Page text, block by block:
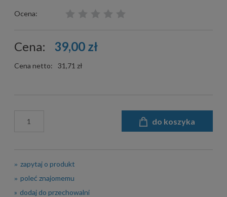
Ocena:
Cena: 39,00 zł
Cena netto: 31,71 zł
do koszyka
zapytaj o produkt
poleć znajomemu
dodaj do przechowalni